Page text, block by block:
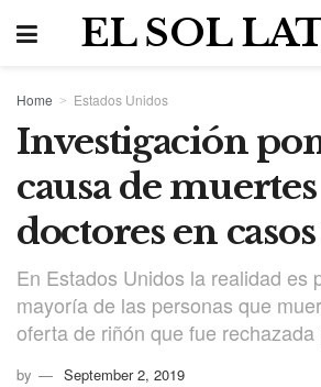
EL SOL
Home Estados Unidos
Investigación
causa de
doctores en
En Estados Unidos la realidad es
mayoría de las personas que
oferta de riñón que fue
by September 2, 2019